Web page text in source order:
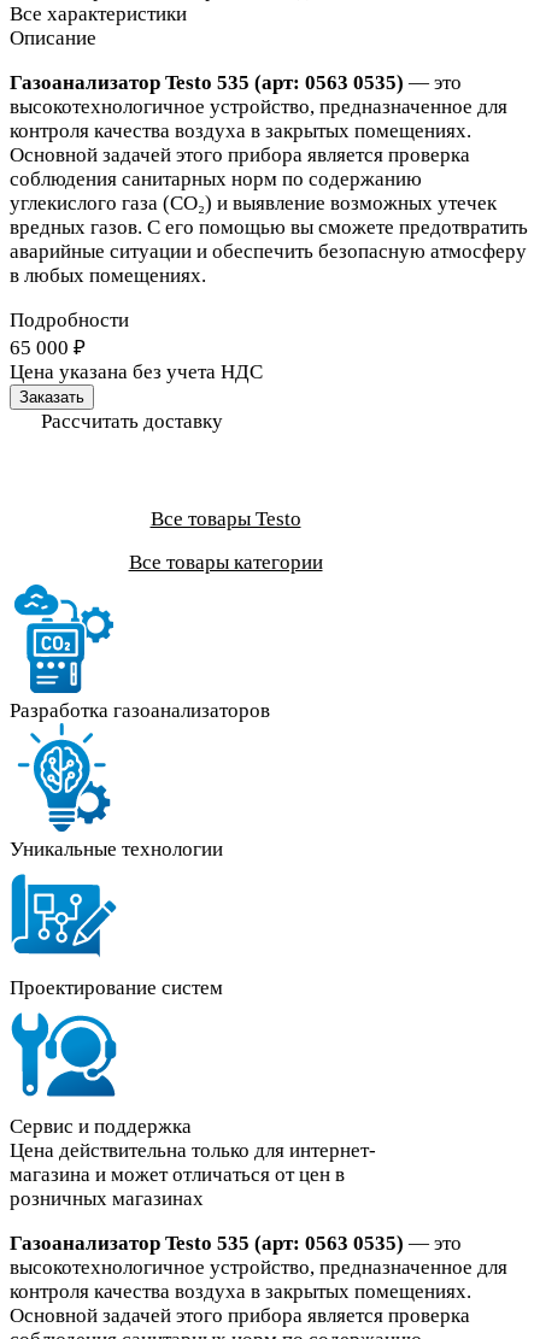
Все характеристики
Описание
Газоанализатор Testo 535 (арт: 0563 0535) — это
высокотехнологичное устройство, предназначенное для
контроля качества воздуха в закрытых помещениях.
Основной задачей этого прибора является проверка
соблюдения санитарных норм по содержанию
углекислого газа (CO₂) и выявление возможных утечек
вредных газов. С его помощью вы сможете предотвратить
аварийные ситуации и обеспечить безопасную атмосферу
в любых помещениях.
Подробности
65 000 ₽
Цена указана без учета НДС
Заказать
Рассчитать доставку
Все товары Testo
Все товары категории
Разработка газоанализаторов
Уникальные технологии
Проектирование систем
Сервис и поддержка
Цена действительна только для интернет-
магазина и может отличаться от цен в
розничных магазинах
Газоанализатор Testo 535 (арт: 0563 0535) — это
высокотехнологичное устройство, предназначенное для
контроля качества воздуха в закрытых помещениях.
Основной задачей этого прибора является проверка